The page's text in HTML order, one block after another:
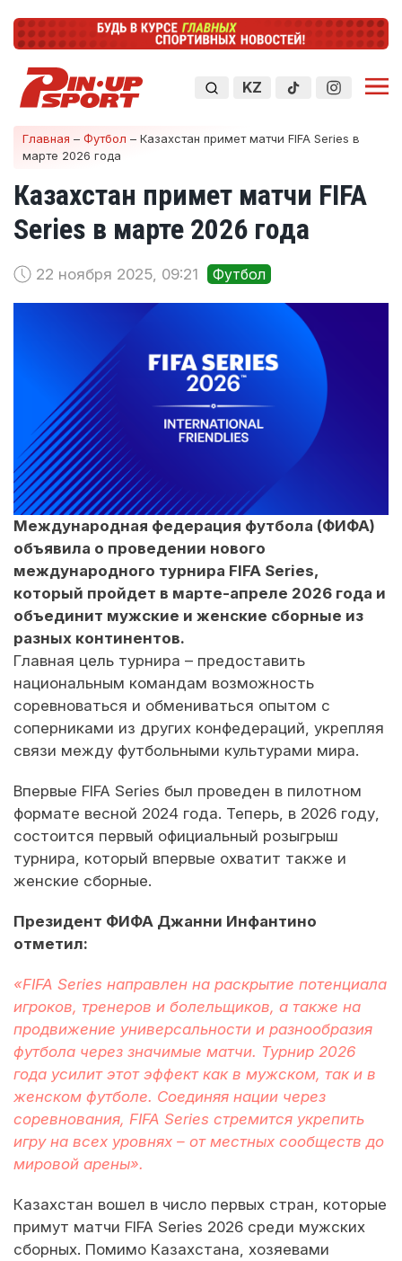
KZ
Главная – Футбол – Казахстан примет матчи FIFA Series в
марте 2026 года
Казахстан примет матчи FIFA
Series в марте 2026 года
22 ноября 2025, 09:21 Футбол
Международная федерация футбола (ФИФА)
объявила о проведении нового
международного турнира FIFA Series,
который пройдет в марте-апреле 2026 года и
объединит мужские и женские сборные из
разных континентов.
Главная цель турнира – предоставить
национальным командам возможность
соревноваться и обмениваться опытом с
соперниками из других конфедераций, укрепляя
связи между футбольными культурами мира.
Впервые FIFA Series был проведен в пилотном
формате весной 2024 года. Теперь, в 2026 году,
состоится первый официальный розыгрыш
турнира, который впервые охватит также и
женские сборные.
Президент ФИФА Джанни Инфантино
отметил:
«FIFA Series направлен на раскрытие потенциала
игроков, тренеров и болельщиков, а также на
продвижение универсальности и разнообразия
футбола через значимые матчи. Турнир 2026
года усилит этот эффект как в мужском, так и в
женском футболе. Соединяя нации через
соревнования, FIFA Series стремится укрепить
игру на всех уровнях – от местных сообществ до
мировой арены».
Казахстан вошел в число первых стран, которые
примут матчи FIFA Series 2026 среди мужских
сборных. Помимо Казахстана, хозяевами